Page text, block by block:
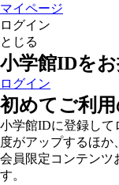
マイページ
ログイン
とじる
小学館IDを
ログイン
初めてご利
小学館IDに登録して
度がアップするほか、
会員限定コンテンツ
す。